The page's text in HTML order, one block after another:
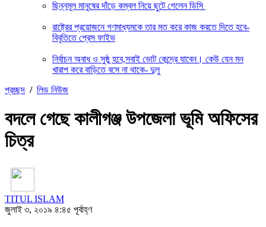
ছিন্নমূল মানুষের দাঁড়ে কম্বল নিয়ে ছুটে গেলেন ডিসি
রাষ্ট্রের প্রয়োজনে গণমাধ্যমকে তার মত করে কাজ করতে দিতে হবে-
বিবৃতিতে প্রেস ফাইভ
নির্বাচন অবাধ ও সুষ্ঠু হবে,সবাই ভোট কেন্দ্রে যাবেন। কেউ যেন মন
খারাপ করে বাড়িতে বসে না থাকে- দুলু
প্রচ্ছদ / লিড নিউজ
বদলে গেছে কালীগঞ্জ উপজেলা ভূমি অফিসের
চিত্র
TITUL ISLAM
জুলাই ৩, ২০১৯ ৪:৪৫ পূর্বাহ্ণ